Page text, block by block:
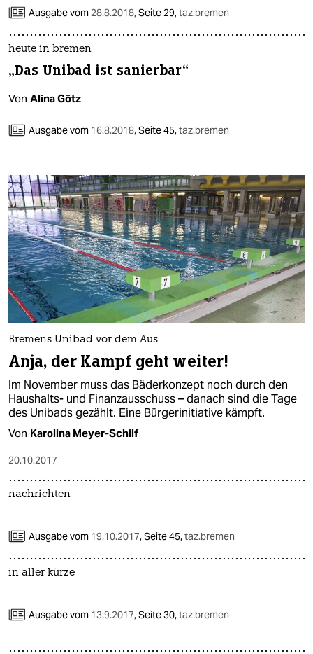
Ausgabe vom 28.8.2018,Seite 29,taz.bremen
heute in bremen
„Das Unibad ist sanierbar“
Von Alina Götz
Ausgabe vom 16.8.2018,Seite 45,taz.bremen
Bremens Unibad vor dem Aus
Anja, der Kampf geht weiter!
Im November muss das Bäderkonzept noch durch den
Haushalts- und Finanzausschuss – danach sind die Tage
des Unibads gezählt. Eine Bürgerinitiative kämpft.
Von Karolina Meyer-Schilf
20.10.2017
nachrichten
Ausgabe vom 19.10.2017,Seite 45,taz.bremen
in aller kürze
Ausgabe vom 13.9.2017,Seite 30,taz.bremen